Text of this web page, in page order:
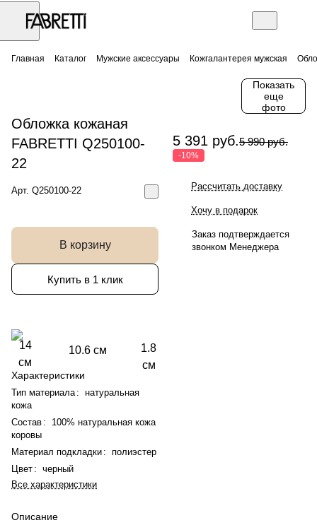
Главная Каталог Мужские аксессуары Кожгалантерея мужская
Показать
еще
фото
Обложка кожаная
FABRETTI Q250100-
22
Арт. Q250100-22
В корзину
Купить в 1 клик
10.6 см
1.8
см
14
см
Характеристики
Тип материала : натуральная
кожа
Состав :
100% натуральная кожа
коровы
Материал подкладки : полиэстер
Цвет : черный
Все характеристики
Описание
5 391 руб.5 990 руб.
-10%
Рассчитать доставку
Хочу в подарок
Заказ подтверждается
звонком Менеджера